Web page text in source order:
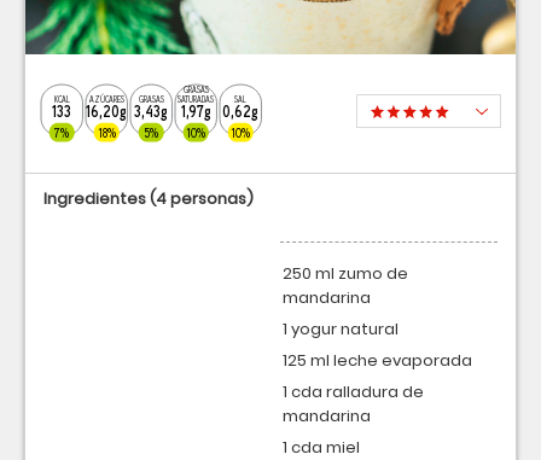
KCAL
133
7%
AZÚCARES
16,20g
18%
GRASAS
3,43g
5%
GRASAS
SATURADAS
1,97g
10%
SAL
0,62g
10%
Ingredientes(4 personas)
250 ml zumo de
mandarina
1 yogur natural
125 ml leche evaporada
1 cda ralladura de
mandarina
1 cda miel